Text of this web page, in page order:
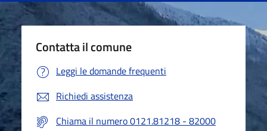
Contatta il comune
Leggi le domande frequenti
Richiedi assistenza
Chiama il numero 0121.81218 - 82000